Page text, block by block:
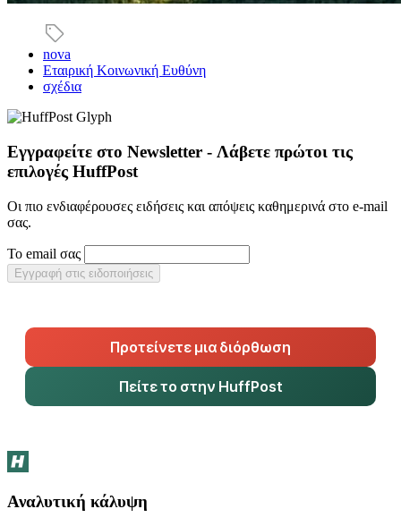
nova
Εταιρική Κοινωνική Ευθύνη
σχέδια
Εγγραφείτε στο Newsletter - Λάβετε πρώτοι τις
επιλογές HuffPost
Οι πιο ενδιαφέρουσες ειδήσεις και απόψεις καθημερινά στο e-mail
σας.
Το email σας
Εγγραφή στις ειδοποιήσεις
Προτείνετε μια διόρθωση
Πείτε το στην HuffPost
Αναλυτική κάλυψη